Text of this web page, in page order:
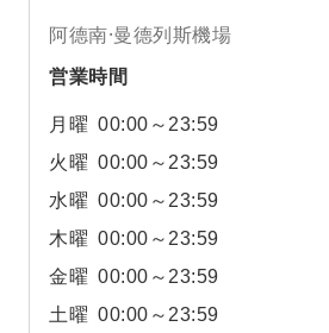
阿德南·曼德列斯機場
営業時間
月曜 00:00～23:59
火曜 00:00～23:59
水曜 00:00～23:59
木曜 00:00～23:59
金曜 00:00～23:59
土曜 00:00～23:59